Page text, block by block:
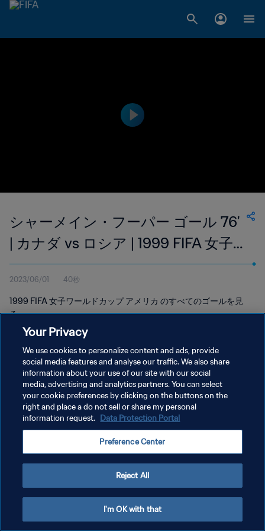
シャーメイン・フーパー ゴール 76'
| カナダ vs ロシア | 1999 FIFA 女子
ワールドカップ アメリカ
2023/06/01 40秒
1999 FIFA 女子ワールドカップ アメリカ のすべてのゴールを見
る。
プライバシーポリシー
サービス利用規約
クッキー設定の管理
Your Privacy
We use cookies to personalize content and ads, provide
social media features and analyse our traffic. We also share
information about your use of our site with our social
media, advertising and analytics partners. You can select
your cookie preferences by clicking on the buttons on the
right and place a do not sell or share my personal
information request. Data Protection Portal
Preference Center
Reject All
I'm OK with that